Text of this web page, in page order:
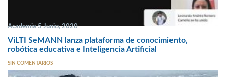
Academia 5 Junio, 2020
ViLTI SeMANN lanza plataforma de conocimiento,
robótica educativa e Inteligencia Artificial
SIN COMENTARIOS